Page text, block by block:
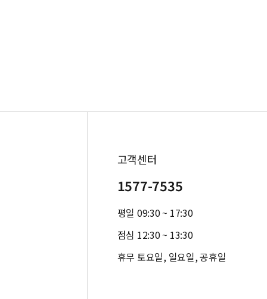
고객센터
1577-7535
평일 09:30 ~ 17:30
점심 12:30 ~ 13:30
휴무 토요일, 일요일, 공휴일